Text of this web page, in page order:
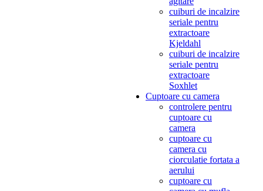
cuiburi de incalzire
seriale pentru
extractoare
Kjeldahl
cuiburi de incalzire
seriale pentru
extractoare
Soxhlet
Cuptoare cu camera
controlere pentru
cuptoare cu
camera
cuptoare cu
camera cu
ciorculatie fortata a
aerului
cuptoare cu